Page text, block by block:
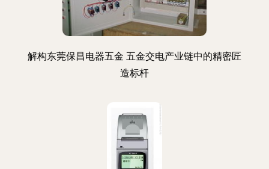
解构东莞保昌电器五金 五金交电产业链中的精密匠
造标杆